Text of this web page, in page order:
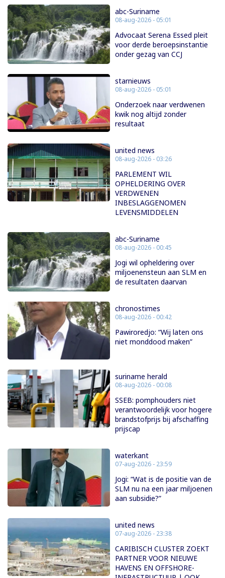
abc-Suriname
08-aug-2026 - 05:01
Advocaat Serena Essed pleit
voor derde beroepsinstantie
onder gezag van CCJ
starnieuws
08-aug-2026 - 05:01
Onderzoek naar verdwenen
kwik nog altijd zonder
resultaat
united news
08-aug-2026 - 03:26
PARLEMENT WIL
OPHELDERING OVER
VERDWENEN
INBESLAGGENOMEN
LEVENSMIDDELEN
abc-Suriname
08-aug-2026 - 00:45
Jogi wil opheldering over
miljoenensteun aan SLM en
de resultaten daarvan
chronostimes
08-aug-2026 - 00:42
Pawiroredjo: “Wij laten ons
niet monddood maken”
suriname herald
08-aug-2026 - 00:08
SSEB: pomphouders niet
verantwoordelijk voor hogere
brandstofprijs bij afschaffing
prijscap
waterkant
07-aug-2026 - 23:59
Jogi: “Wat is de positie van de
SLM nu na een jaar miljoenen
aan subsidie?”
united news
07-aug-2026 - 23:38
CARIBISCH CLUSTER ZOEKT
PARTNER VOOR NIEUWE
HAVENS EN OFFSHORE-